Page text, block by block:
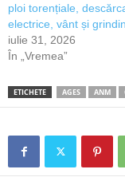
ploi torențiale,
electrice, vânt și
iulie 31, 2026
În „Vremea”
ETICHETE AGES ANM